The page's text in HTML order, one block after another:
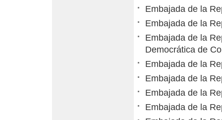
Embajada de la
Embajada de la
Embajada de la
Democrática de
Embajada de la
Embajada de la
Embajada de la
Embajada de la